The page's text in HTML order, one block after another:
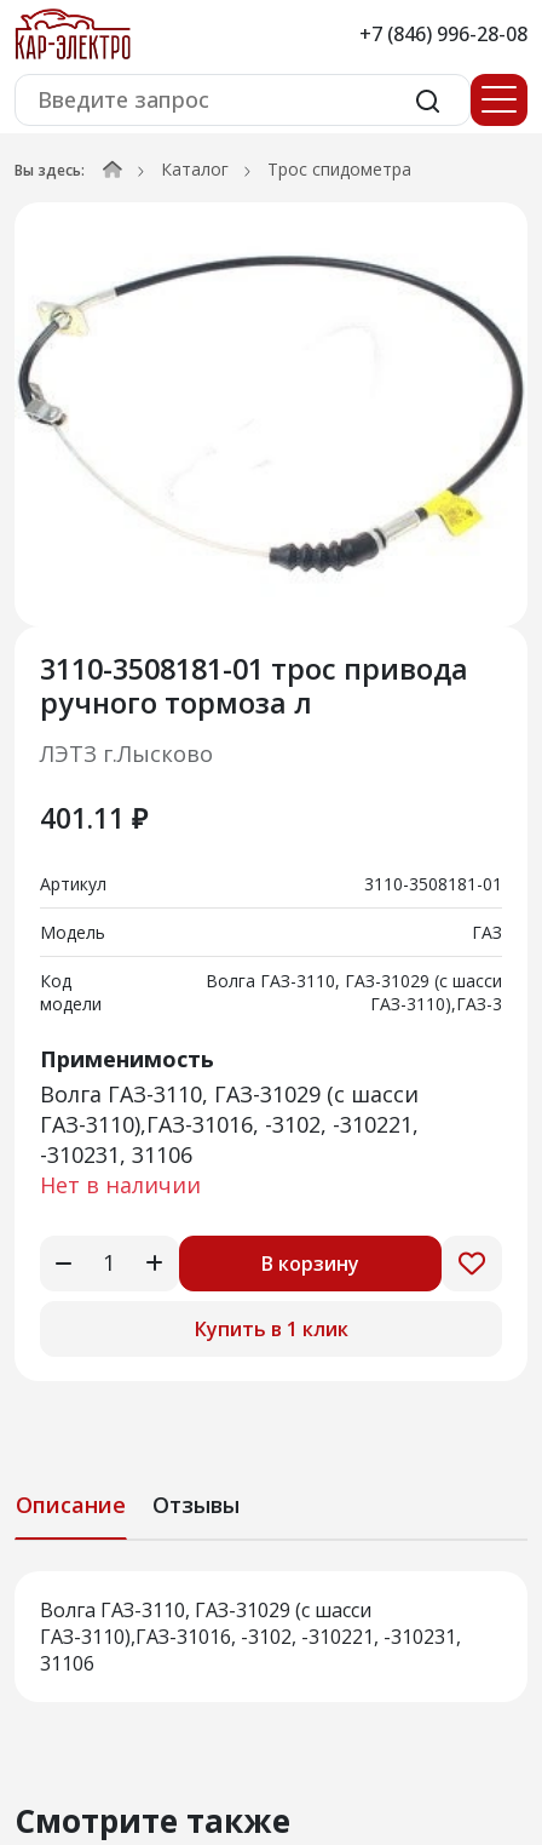
+7 (846) 996-28-08
Вы здесь: Каталог Трос спидометра
3110-3508181-01 трос привода
ручного тормоза л
ЛЭТЗ г.Лысково
401.11 ₽
Артикул 3110-3508181-01
Модель ГАЗ
Код
модели
Волга ГАЗ-3110, ГАЗ-31029 (с шасси
ГАЗ-3110),ГАЗ-3
Применимость
Волга ГАЗ-3110, ГАЗ-31029 (с шасси
ГАЗ-3110),ГАЗ-31016, -3102, -310221,
-310231, 31106
Нет в наличии
В корзину
Купить в 1 клик
Описание Отзывы
Волга ГАЗ-3110, ГАЗ-31029 (с шасси
ГАЗ-3110),ГАЗ-31016, -3102, -310221, -310231,
31106
Смотрите также